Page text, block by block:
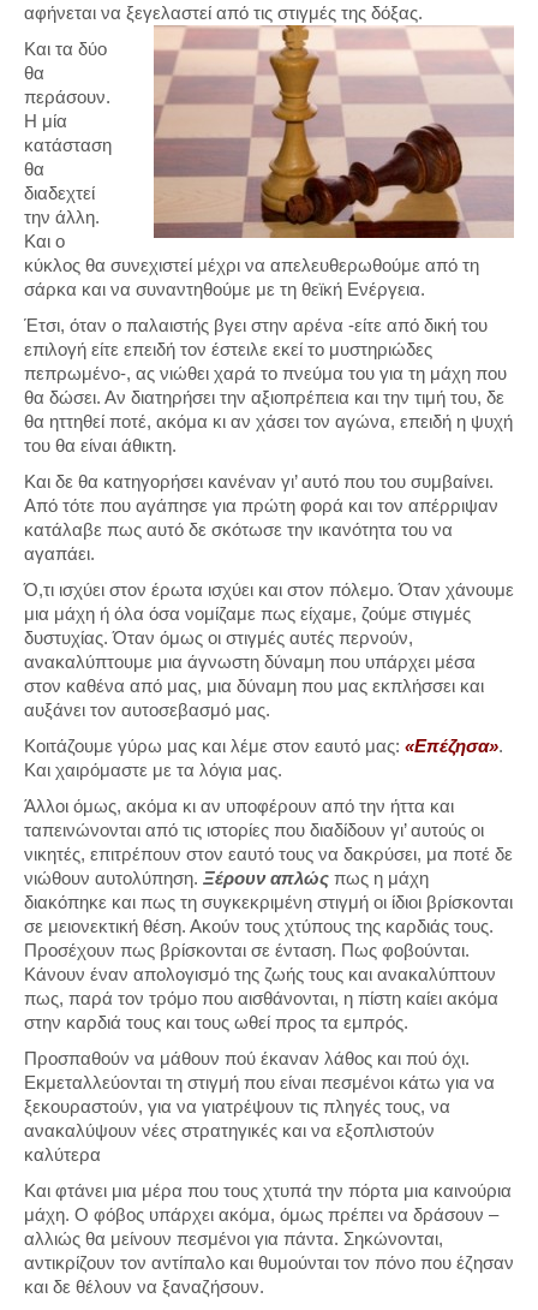
αφήνεται να ξεγελαστεί από τις στιγμές της δόξας.
Και τα δύο
θα
περάσουν.
Η μία
κατάσταση
θα
διαδεχτεί
την άλλη.
Και ο
κύκλος θα συνεχιστεί μέχρι να απελευθερωθούμε από τη
σάρκα και να συναντηθούμε με τη θεϊκή Ενέργεια.
Έτσι, όταν ο παλαιστής βγει στην αρένα -είτε από δική του
επιλογή είτε επειδή τον έστειλε εκεί το μυστηριώδες
πεπρωμένο-, ας νιώθει χαρά το πνεύμα του για τη μάχη που
θα δώσει. Αν διατηρήσει την αξιοπρέπεια και την τιμή του, δε
θα ηττηθεί ποτέ, ακόμα κι αν χάσει τον αγώνα, επειδή η ψυχή
του θα είναι άθικτη.
Και δε θα κατηγορήσει κανέναν γι’ αυτό που του συμβαίνει.
Από τότε που αγάπησε για πρώτη φορά και τον απέρριψαν
κατάλαβε πως αυτό δε σκότωσε την ικανότητα του να
αγαπάει.
Ό,τι ισχύει στον έρωτα ισχύει και στον πόλεμο. Όταν χάνουμε
μια μάχη ή όλα όσα νομίζαμε πως είχαμε, ζούμε στιγμές
δυστυχίας. Όταν όμως οι στιγμές αυτές περνούν,
ανακαλύπτουμε μια άγνωστη δύναμη που υπάρχει μέσα
στον καθένα από μας, μια δύναμη που μας εκπλήσσει και
αυξάνει τον αυτοσεβασμό μας.
Κοιτάζουμε γύρω μας και λέμε στον εαυτό μας: «Επέζησα».
Και χαιρόμαστε με τα λόγια μας.
Άλλοι όμως, ακόμα κι αν υποφέρουν από την ήττα και
ταπεινώνονται από τις ιστορίες που διαδίδουν γι’ αυτούς οι
νικητές, επιτρέπουν στον εαυτό τους να δακρύσει, μα ποτέ δε
νιώθουν αυτολύπηση. Ξέρουν απλώς πως η μάχη
διακόπηκε και πως τη συγκεκριμένη στιγμή οι ίδιοι βρίσκονται
σε μειονεκτική θέση. Ακούν τους χτύπους της καρδιάς τους.
Προσέχουν πως βρίσκονται σε ένταση. Πως φοβούνται.
Κάνουν έναν απολογισμό της ζωής τους και ανακαλύπτουν
πως, παρά τον τρόμο που αισθάνονται, η πίστη καίει ακόμα
στην καρδιά τους και τους ωθεί προς τα εμπρός.
Προσπαθούν να μάθουν πού έκαναν λάθος και πού όχι.
Εκμεταλλεύονται τη στιγμή που είναι πεσμένοι κάτω για να
ξεκουραστούν, για να γιατρέψουν τις πληγές τους, να
ανακαλύψουν νέες στρατηγικές και να εξοπλιστούν
καλύτερα
Και φτάνει μια μέρα που τους χτυπά την πόρτα μια καινούρια
μάχη. Ο φόβος υπάρχει ακόμα, όμως πρέπει να δράσουν –
αλλιώς θα μείνουν πεσμένοι για πάντα. Σηκώνονται,
αντικρίζουν τον αντίπαλο και θυμούνται τον πόνο που έζησαν
και δε θέλουν να ξαναζήσουν.